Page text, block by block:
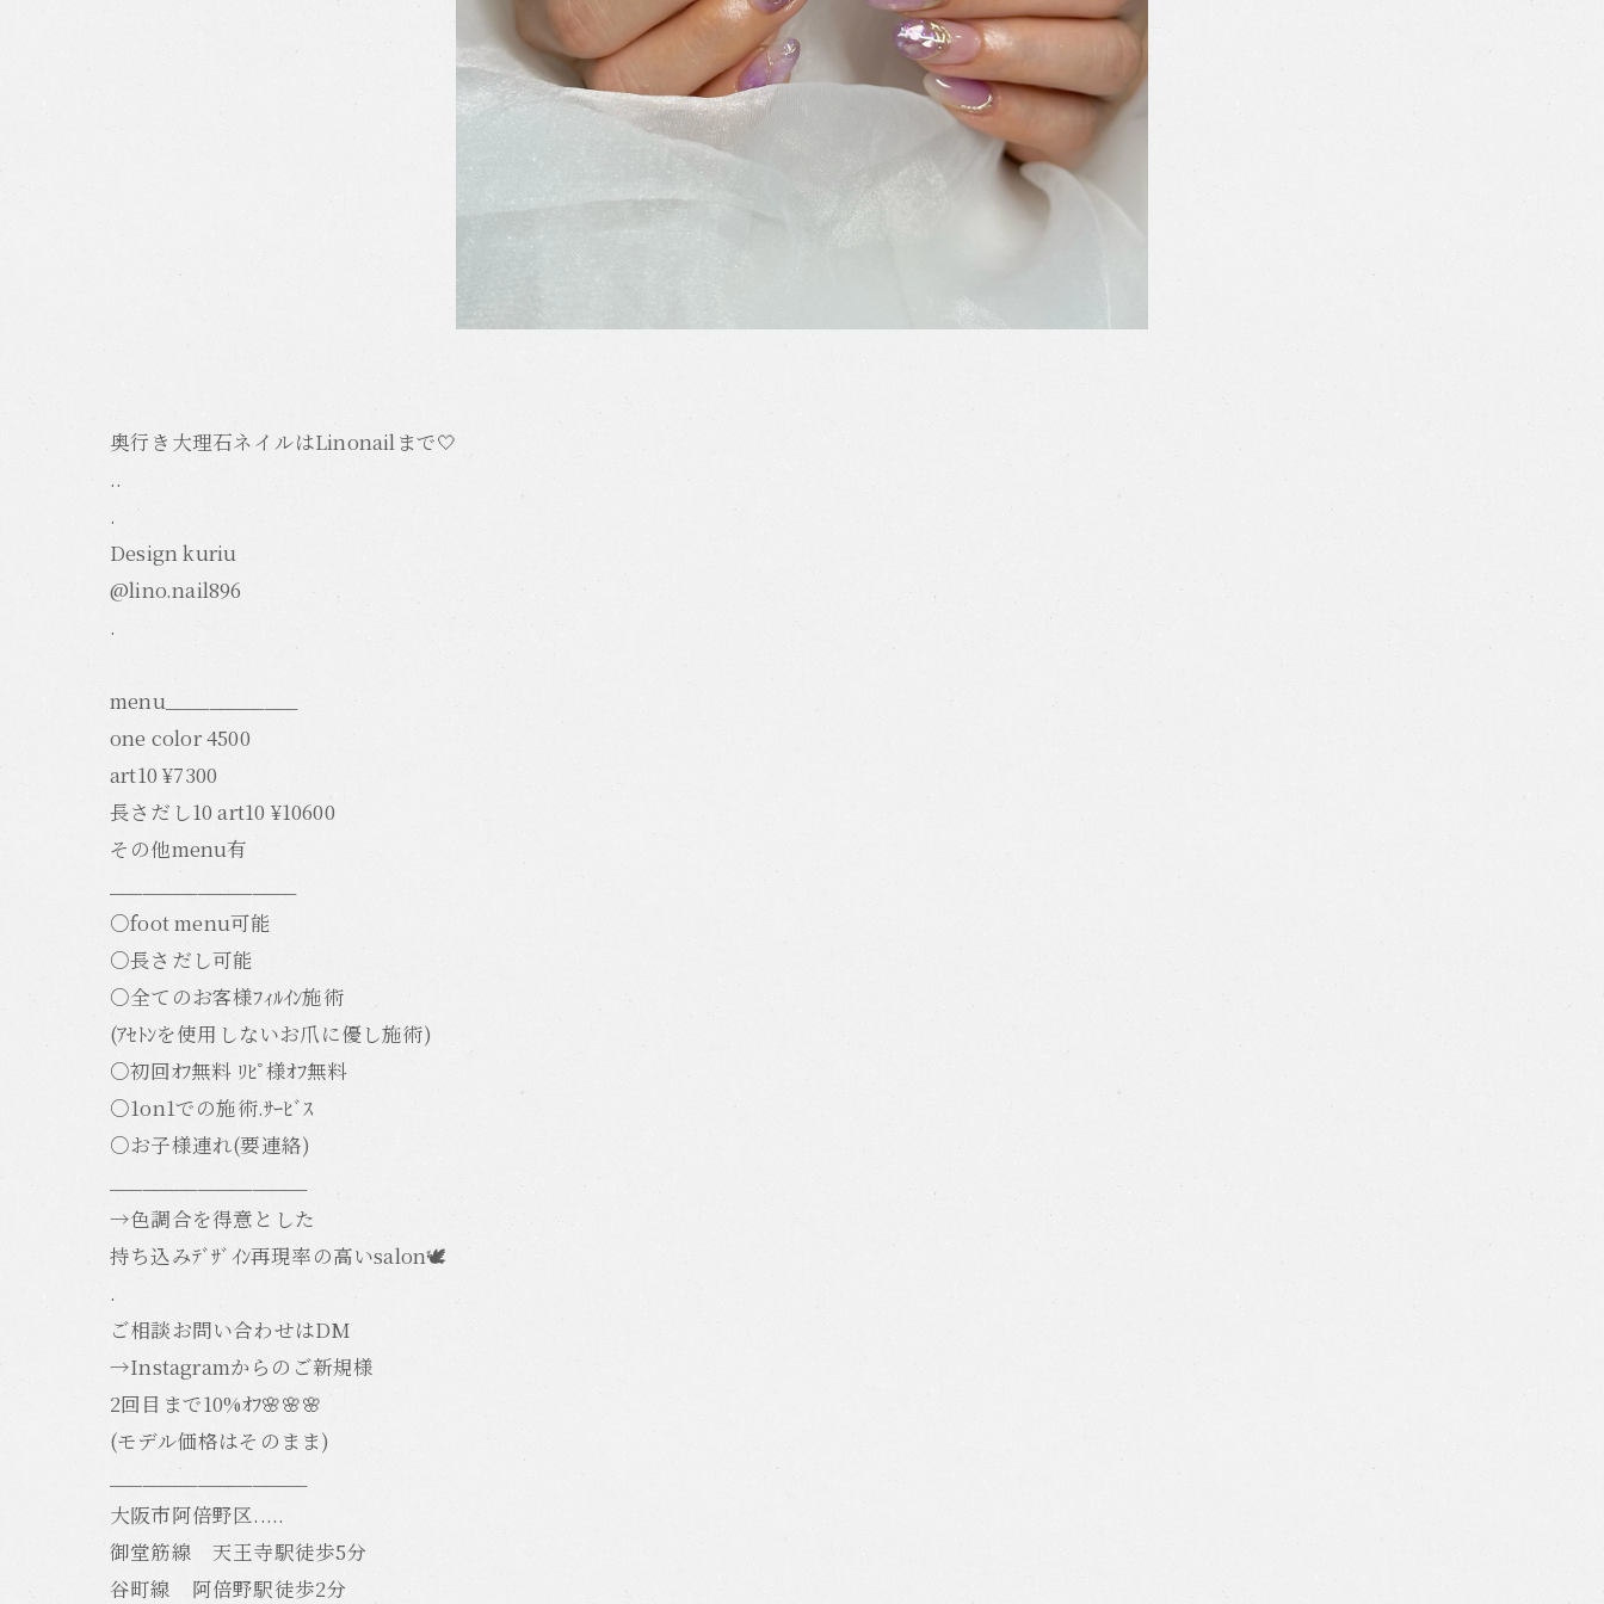
奥行き大理石ネイルはLinonailまで🤍
..
.
Design kuriu
@lino.nail896
.
menu____________
one color 4500
art10 ¥7300
長さだし10 art10 ¥10600
その他menu有
_________________
○foot menu可能
○長さだし可能
○全てのお客様ﾌｨﾙｲﾝ施術
(ｱｾﾄﾝを使用しないお爪に優し施術)
○初回ｵﾌ無料 ﾘﾋﾟ様ｵﾌ無料
○1on1での施術.ｻｰﾋﾞｽ
○お子様連れ(要連絡)
→色調合を得意とした
持ち込みﾃﾞｻﾞｲﾝ再現率の高いsalon🕊️
.
ご相談お問い合わせはDM
→Instagramからのご新規様
2回目まで10%ｵﾌ🌸🌸🌸
(モデル価格はそのまま)
__________________
大阪市阿倍野区.....
御堂筋線 天王寺駅徒歩5分
谷町線 阿倍野駅徒歩2分